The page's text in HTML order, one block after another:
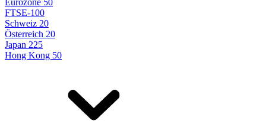
Eurozone 50
FTSE-100
Schweiz 20
Österreich 20
Japan 225
Hong Kong 50